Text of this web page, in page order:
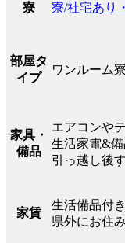
寮 寮/社宅あり
部屋タ
イプ
ワンルーム
家具・
備品
エアコンや
生活家電&備
引っ越し後
家賃
生活備品付
県外にお住